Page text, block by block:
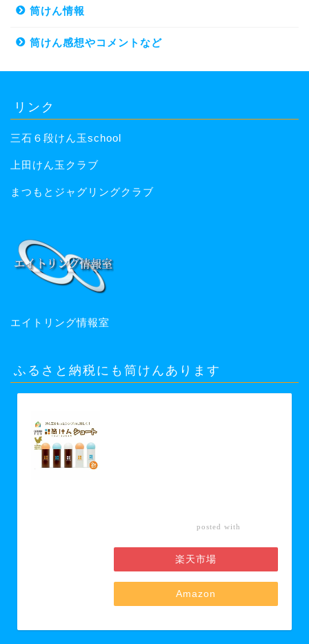
筒けん情報
筒けん感想やコメントなど
リンク
三石６段けん玉school
上田けん玉クラブ
まつもとジャグリングクラブ
エイトリング情報室
ふるさと納税にも筒けんあります
posted with
楽天市場
Amazon